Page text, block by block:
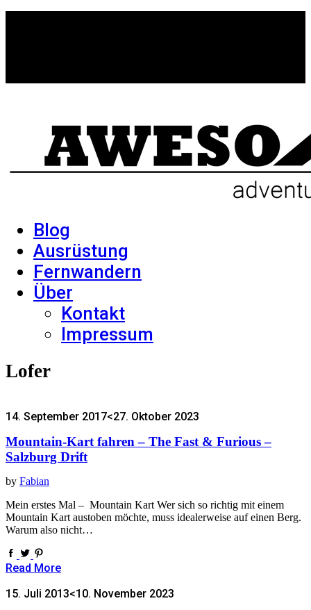
Blog
Ausrüstung
Fernwandern
Über
Kontakt
Impressum
Lofer
14. September 2017<27. Oktober 2023
Mountain-Kart fahren – The Fast & Furious –
Salzburg Drift
by Fabian
Mein erstes Mal – Mountain Kart Wer sich so richtig mit einem
Mountain Kart austoben möchte, muss idealerweise auf einen Berg.
Warum also nicht…
Read More
15. Juli 2013<10. November 2023